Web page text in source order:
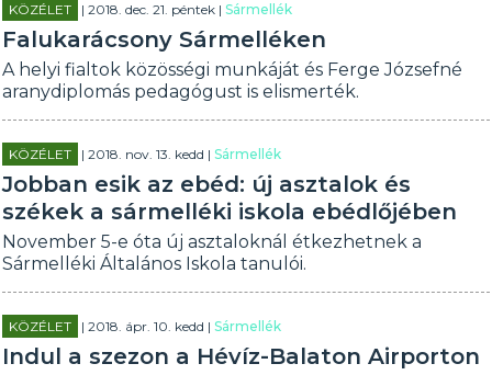
KÖZÉLET | 2018. dec. 21. péntek |Sármellék
Falukarácsony Sármelléken
A helyi fialtok közösségi munkáját és Ferge Józsefné
aranydiplomás pedagógust is elismerték.
KÖZÉLET | 2018. nov. 13. kedd |Sármellék
Jobban esik az ebéd: új asztalok és
székek a sármelléki iskola ebédlőjében
November 5-e óta új asztaloknál étkezhetnek a
Sármelléki Általános Iskola tanulói.
KÖZÉLET | 2018. ápr. 10. kedd |Sármellék
Indul a szezon a Hévíz-Balaton Airporton